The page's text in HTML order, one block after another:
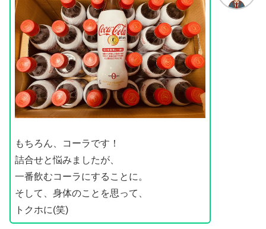
もちろん、コーラです！
詰合せと悩みましたが、
一番飲むコーラにすることに。
そして、身体のことを思って、
トクホに(笑)